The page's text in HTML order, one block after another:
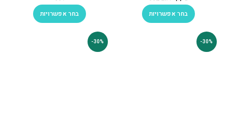
בחר אפשרויות
בחר אפשרויות
-30%
-30%